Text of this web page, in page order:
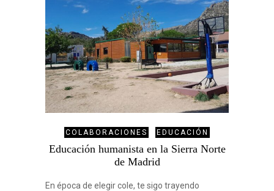
COLABORACIONES EDUCACIÓN
Educación humanista en la Sierra Norte
de Madrid
En época de elegir cole, te sigo trayendo